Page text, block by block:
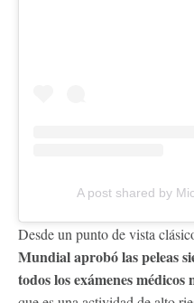
A post shared by
Desde un punto de vista
Mundial aprobó las peleas
todos los exámenes médicos